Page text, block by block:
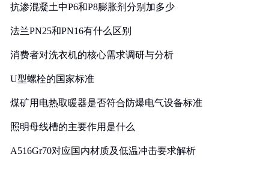
抗渗混凝土中P6和P8膨胀剂分别加多少
法兰PN25和PN16有什么区别
消费者对洗衣机的核心需求调研与分析
U型螺栓的国家标准
煤矿用电热取暖器是否符合防爆电气设备标准
照明母线槽的主要作用是什么
A516Gr70对应国内材质及低温冲击要求解析